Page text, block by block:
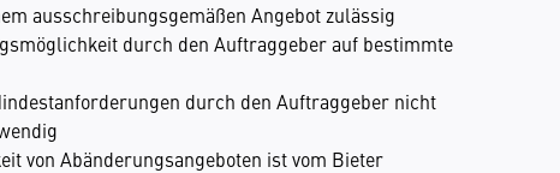
ausschreibungsgemäßen Angebot zulässig
durch den Auftraggeber auf bestimmte
durch den Auftraggeber nicht
von Abänderungsangeboten ist vom Bieter